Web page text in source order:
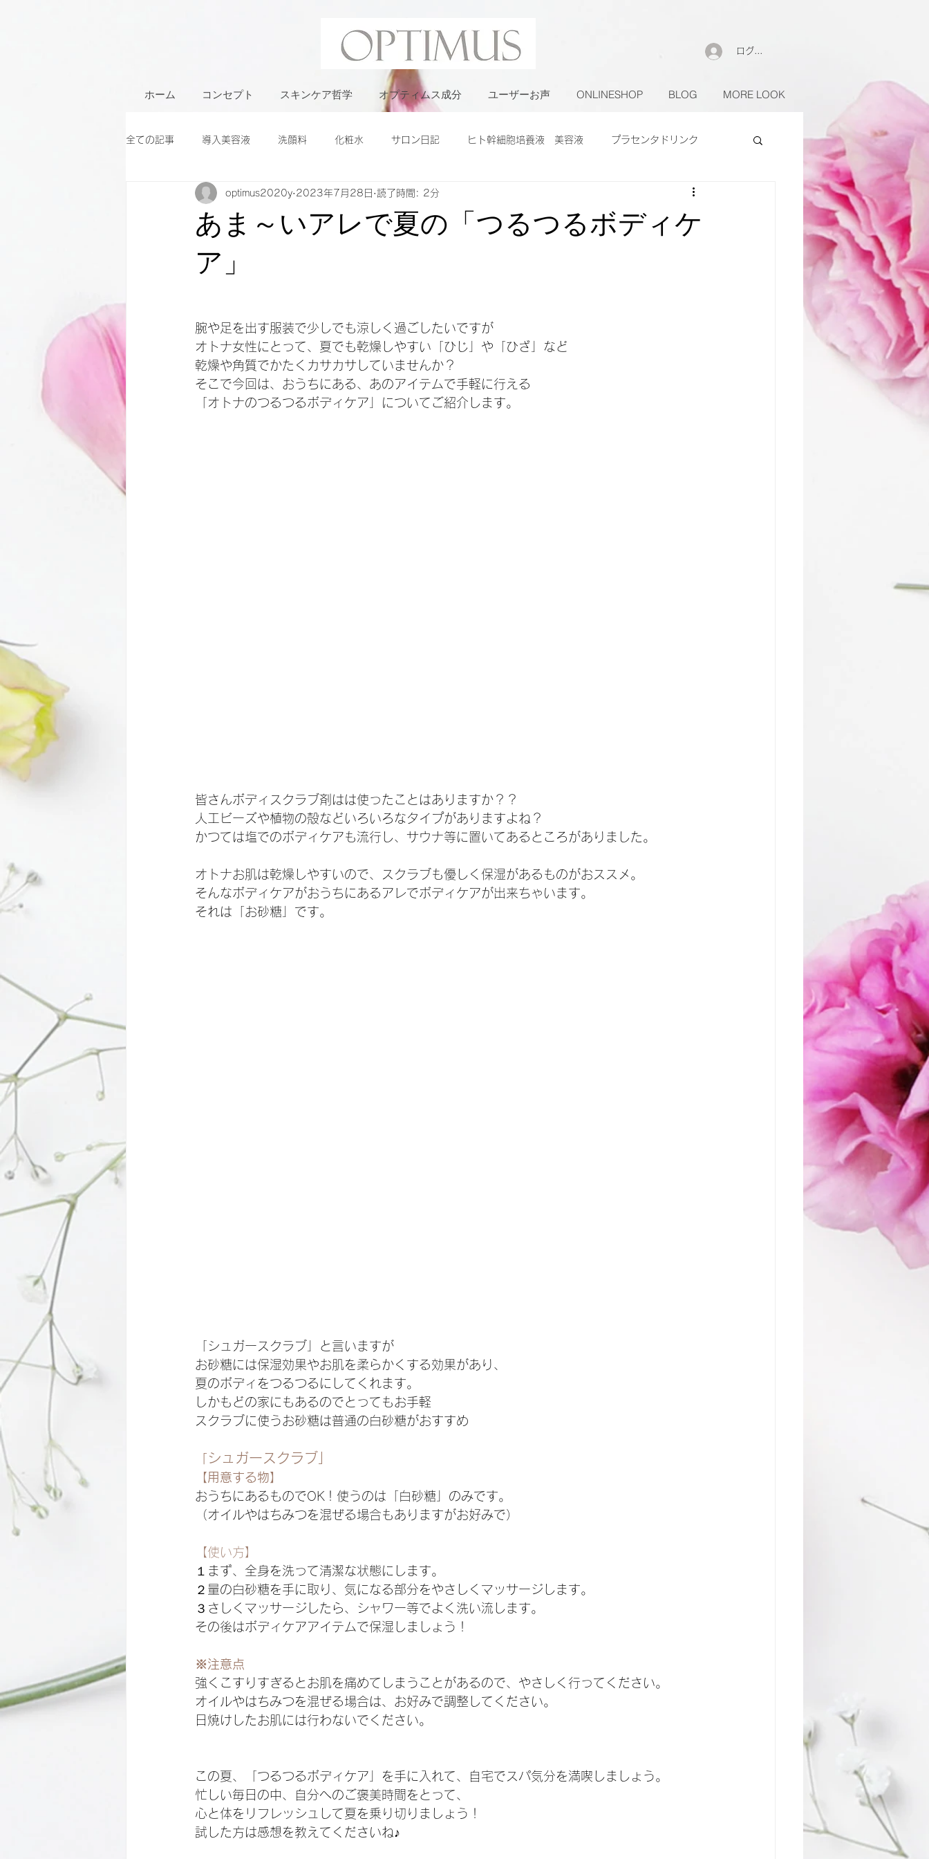
ログイン
ホーム コンセプト スキンケア哲学 オプティムス成分 ユーザーお声 ONLINESHOP BLOG MORE LOOK
全ての記事 導入美容液 洗顔料 化粧水 サロン日記 ヒト幹細胞培養液 美容液 プラセンタドリンク
あま～いアレで夏の「つるつるボディケ
ア」
optimus2020y 2023年7月28日 読了時間: 2分
腕や足を出す服装で少しでも涼しく過ごしたいですが
オトナ女性にとって、夏でも乾燥しやすい「ひじ」や「ひざ」など
乾燥や角質でかたくカサカサしていませんか？
そこで今回は、おうちにある、あのアイテムで手軽に行える
「オトナのつるつるボディケア」についてご紹介します。
皆さんボディスクラブ剤はは使ったことはありますか？？
人工ビーズや植物の殻などいろいろなタイプがありますよね？
かつては塩でのボディケアも流行し、サウナ等に置いてあるところがありました。
オトナお肌は乾燥しやすいので、スクラブも優しく保湿があるものがおススメ。
そんなボディケアがおうちにあるアレでボディケアが出来ちゃいます。
それは「お砂糖」です。
「シュガースクラブ」と言いますが
お砂糖には保湿効果やお肌を柔らかくする効果があり、
夏のボディをつるつるにしてくれます。
しかもどの家にもあるのでとってもお手軽
スクラブに使うお砂糖は普通の白砂糖がおすすめ
シュガースクラブ」
【用意する物】
おうちにあるものでOK！使うのは「白砂糖」のみです。
（オイルやはちみつを混ぜる場合もありますがお好みで）
【使い方】
１まず、全身を洗って清潔な状態にします。
２量の白砂糖を手に取り、気になる部分をやさしくマッサージします。
３さしくマッサージしたら、シャワー等でよく洗い流します。
その後はボディケアアイテムで保湿しましょう！
※注意点
強くこすりすぎるとお肌を痛めてしまうことがあるので、やさしく行ってください。
オイルやはちみつを混ぜる場合は、お好みで調整してください。
日焼けしたお肌には行わないでください。
この夏、「つるつるボディケア」を手に入れて、自宅でスパ気分を満喫しましょう。
忙しい毎日の中、自分へのご褒美時間をとって、
心と体をリフレッシュして夏を乗り切りましょう！
試した方は感想を教えてくださいね♪